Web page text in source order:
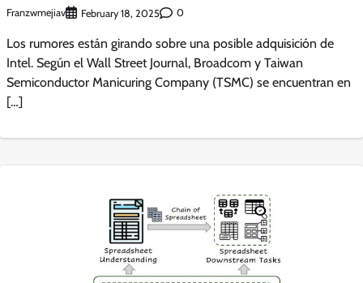
Franzwmejiav February 18, 2025 0
Los rumores están girando sobre una posible adquisición de
Intel. Según el Wall Street Journal, Broadcom y Taiwan
Semiconductor Manicuring Company (TSMC) se encuentran en
[…]